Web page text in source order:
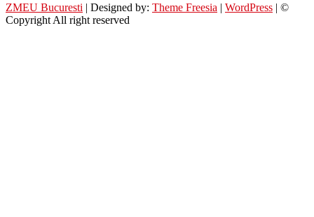
ZMEU Bucuresti | Designed by: Theme Freesia | WordPress | ©
Copyright All right reserved